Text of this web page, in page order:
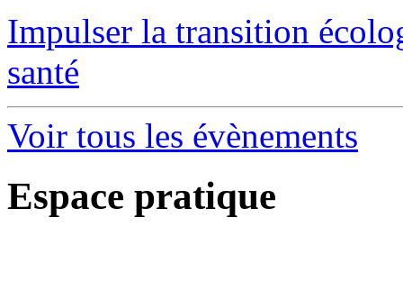
Impulser la transition
santé
Voir tous les évènements
Espace pratique